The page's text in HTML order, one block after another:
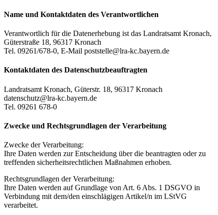
Name und Kontaktdaten des Verantwortlichen
Verantwortlich für die Datenerhebung ist das Landratsamt Kronach,
Güterstraße 18, 96317 Kronach
Tel. 09261/678-0, E-Mail poststelle@lra-kc.bayern.de
Kontaktdaten des Datenschutzbeauftragten
Landratsamt Kronach, Güterstr. 18, 96317 Kronach
datenschutz@lra-kc.bayern.de
Tel. 09261 678-0
Zwecke und Rechtsgrundlagen der Verarbeitung
Zwecke der Verarbeitung:
Ihre Daten werden zur Entscheidung über die beantragten oder zu
treffenden sicherheitsrechtlichen Maßnahmen erhoben.
Rechtsgrundlagen der Verarbeitung:
Ihre Daten werden auf Grundlage von Art. 6 Abs. 1 DSGVO in
Verbindung mit dem/den einschlägigen Artikel/n im LStVG
verarbeitet.